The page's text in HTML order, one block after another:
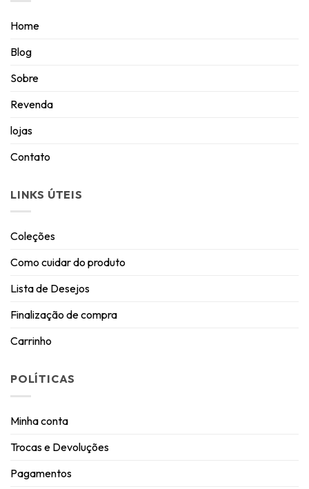
Home
Blog
Sobre
Revenda
lojas
Contato
LINKS ÚTEIS
Coleções
Como cuidar do produto
Lista de Desejos
Finalização de compra
Carrinho
POLÍTICAS
Minha conta
Trocas e Devoluções
Pagamentos